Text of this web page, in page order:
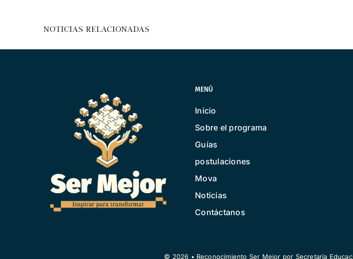
NOTICIAS RELACIONADAS
MENÚ
Inicio
Sobre el programa
Guías
postulaciones
Mova
Noticias
Contáctanos
© 2026 • Reconocimiento Ser Mejor por Secretaría